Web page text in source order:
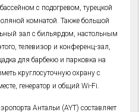
с подогревом, турецкой
комнатой. Также большой
зал с бильярдом, настольным
телевизор и конференц-зал,
для барбекю и парковка на
круглосуточную охрану с
генератор и общий Wi-Fi.
Антальи (AYT) составляет